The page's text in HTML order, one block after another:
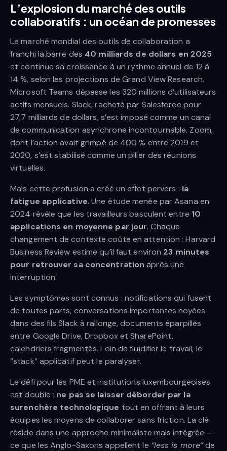
L’explosion du marché des outils
collaboratifs : un océan de promesses
Le marché mondial des outils de collaboration a
franchi la barre des 40 milliards de dollars en 2025
et continue sa croissance à un rythme annuel de 12 à
14 %, selon les projections de Grand View Research.
Microsoft Teams dépasse les 320 millions d’utilisateurs
actifs mensuels. Slack, racheté par Salesforce pour
27,7 milliards de dollars, s’est imposé comme un canal
de communication asynchrone incontournable. Zoom,
dont l’action avait grimpé de 400 % entre 2019 et
2020, s’est stabilisé comme un pilier des réunions
virtuelles.
Mais cette profusion a créé un effet pervers : la
fatigue applicative. Une étude menée par Asana en
2024 révèle que les travailleurs basculent entre 10
applications en moyenne par jour. Chaque
changement de contexte coûte en attention : Harvard
Business Review estime qu’il faut environ 23 minutes
pour retrouver sa concentration après une
interruption.
Les symptômes sont connus : notifications qui fusent
de toutes parts, conversations importantes noyées
dans des fils Slack à rallonge, documents éparpillés
entre Google Drive, Dropbox et SharePoint,
calendriers fragmentés. Loin de fluidifier le travail, le
“stack” applicatif peut le paralyser.
Le défi pour les PME et institutions luxembourgeoises
est double : ne pas se laisser déborder par la
surenchère technologique tout en offrant à leurs
équipes les moyens de collaborer sans friction. La clé
réside dans une approche minimaliste mais intégrée —
ce que les Anglo-Saxons appellent le “less is more”de